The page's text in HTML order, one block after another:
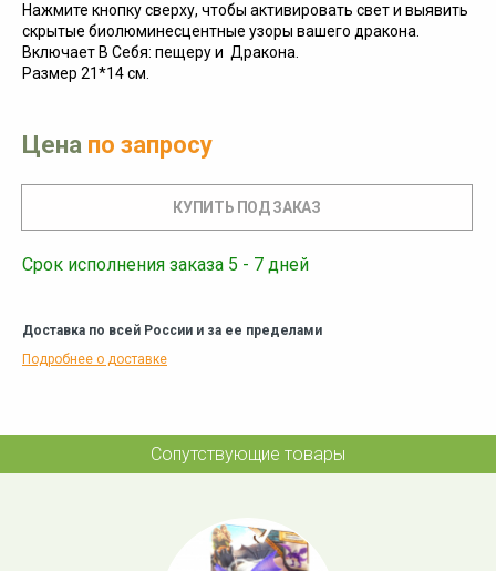
Нажмите кнопку сверху, чтобы активировать свет и выявить
скрытые биолюминесцентные узоры вашего дракона.
Включает В Себя: пещеру и Дракона.
Размер 21*14 см.
Цена по запросу
Срок исполнения заказа 5 - 7 дней
Доставка по всей России и за ее пределами
Подробнее о доставке
Сопутствующие товары